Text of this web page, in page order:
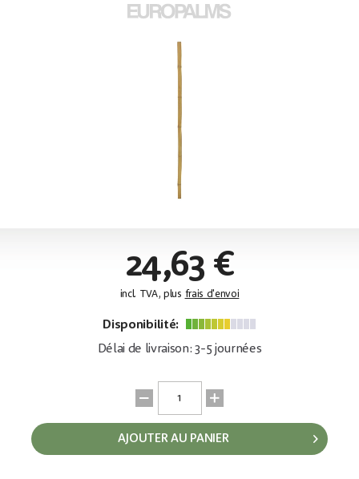
24,63 €
incl. TVA, plus frais d'envoi
Disponibilité:
Délai de livraison: 3-5 journées
AJOUTER AU PANIER